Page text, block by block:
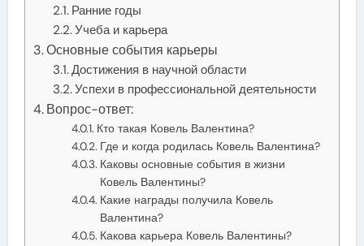
Ранние годы
Учеба и карьера
Основные события карьеры
Достижения в научной области
Успехи в профессиональной деятельности
Вопрос-ответ:
Кто такая Ковель Валентина?
Где и когда родилась Ковель Валентина?
Каковы основные события в жизни
Ковель Валентины?
Какие награды получила Ковель
Валентина?
Какова карьера Ковель Валентины?